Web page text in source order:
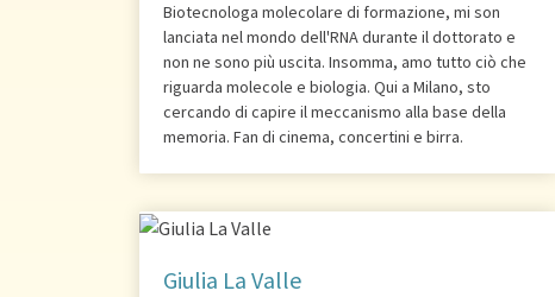
Biotecnologa molecolare di formazione, mi son
lanciata nel mondo dell'RNA durante il dottorato e
non ne sono più uscita. Insomma, amo tutto ciò che
riguarda molecole e biologia. Qui a Milano, sto
cercando di capire il meccanismo alla base della
memoria. Fan di cinema, concertini e birra.
Giulia La Valle